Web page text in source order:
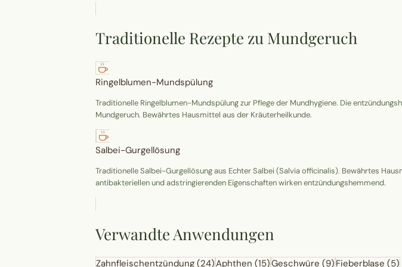
Traditionelle Rezepte zu Mundgeruch
Ringelblumen-Mundspülung
Traditionelle Ringelblumen-Mundspülung zur Pflege der Mundhygiene. Die
Mundgeruch. Bewährtes Hausmittel aus der Kräuterheilkunde.
Salbei-Gurgellösung
Traditionelle Salbei-Gurgellösung aus Echter Salbei (Salvia officinalis). Bewährtes
antibakteriellen und adstringierenden Eigenschaften wirken entzündungshemmend.
Verwandte Anwendungen
Zahnfleischentzündung (24)Aphthen (15)Geschwüre (9) Fieberblase (5)